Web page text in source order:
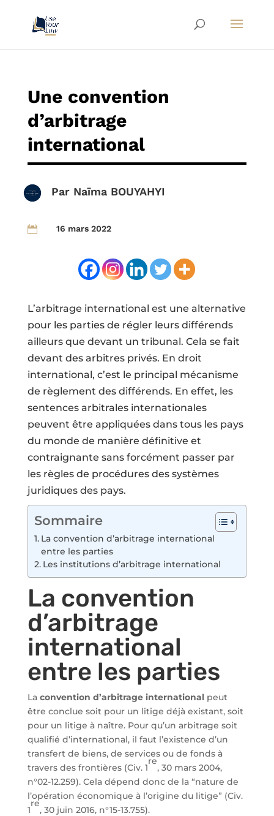
Une convention
d’arbitrage
international
Par Naïma BOUYAHYI
 16 mars 2022
L’arbitrage international est une alternative
pour les parties de régler leurs différends
ailleurs que devant un tribunal. Cela se fait
devant des arbitres privés. En droit
international, c’est le principal mécanisme
de règlement des différends. En effet, les
sentences arbitrales internationales
peuvent être appliquées dans tous les pays
du monde de manière définitive et
contraignante sans forcément passer par
les règles de procédures des systèmes
juridiques des pays.
Sommaire
La convention d’arbitrage international
entre les parties
Les institutions d’arbitrage international
La convention
d’arbitrage
international
entre les parties
La convention d’arbitrage internationalpeut
être conclue soit pour un litige déjà existant, soit
pour un litige à naître. Pour qu’un arbitrage soit
qualifié d’international, il faut l’existence d’un
transfert de biens, de services ou de fonds à
travers des frontières (Civ. 1
re
, 30 mars 2004,
n°02-12.259). Cela dépend donc de la “nature de
l’opération économique à l’origine du litige” (Civ.
1
re
, 30 juin 2016, n°15-13.755).